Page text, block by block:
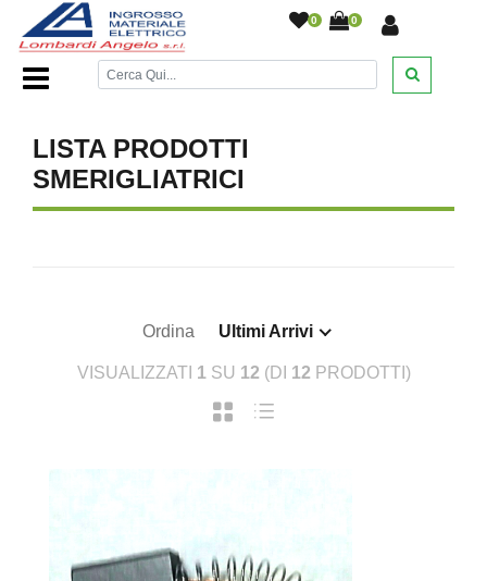
0 0
Home Page/DESANTIS////
LISTA PRODOTTI
SMERIGLIATRICI
Ordina Ultimi Arrivi
VISUALIZZATI 1 SU 12 (DI 12 PRODOTTI)